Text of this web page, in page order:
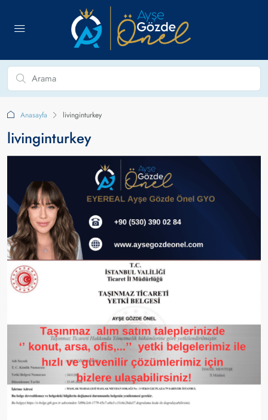
Anasayfa livinginturkey
livinginturkey